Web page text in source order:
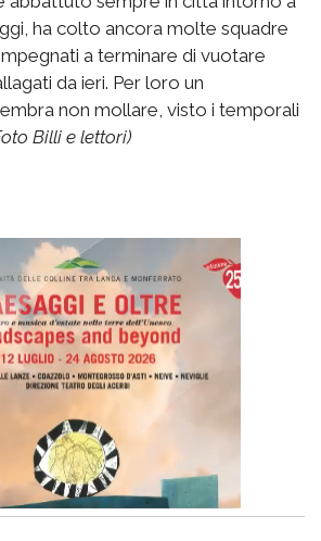
ha colto ancora molte squadre
a terminare di vuotare
da ieri. Per loro un
non mollare, visto i temporali
Billi e lettori)